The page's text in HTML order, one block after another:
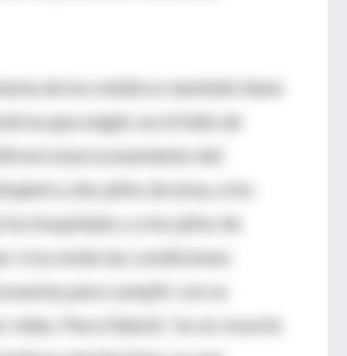
de los médicos también tiene
que exigió, en el fallo de
el procesamiento del
y dos jefes de área, a los
los hospitales y a los jefes de
si no están las condiciones
para cumplir con su
vidas. Para Gilardi, “no es resorte